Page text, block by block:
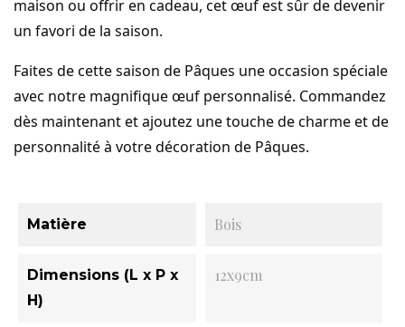
maison ou offrir en cadeau, cet œuf est sûr de devenir
un favori de la saison.
Faites de cette saison de Pâques une occasion spéciale
avec notre magnifique œuf personnalisé. Commandez
dès maintenant et ajoutez une touche de charme et de
personnalité à votre décoration de Pâques.
Matière Bois
Dimensions (L x P x
H)
12x9cm